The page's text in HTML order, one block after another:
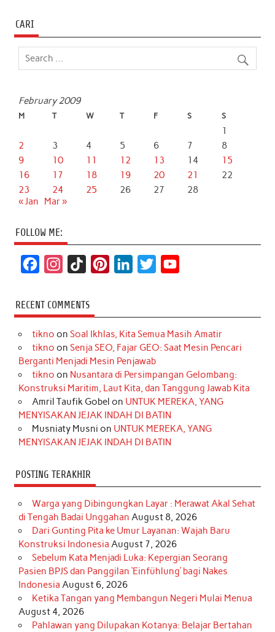
CARI
February 2009
M T W T F S S
1
2
3 4 5 6 7
8
9
10 11 12 13 14
15
16
17 18 19 20 21
22
23
24 25 26 27
28
« Jan
Mar »
FOLLOW ME:
c
e
b
o
k
s
t
a
r
a
m
k
T
o
k
t
e
r
e
s
t
k
e
d
I
n
t
t
r
T
u
e
RECENT COMMENTS
tikno on Soal Ikhlas, Kita Semua Masih Amatir
tikno on Senja SEO, Fajar GEO: Saat Mesin Pencari
Berganti Menjadi Mesin Penjawab
tikno on Nusantara di Persimpangan Gelombang:
Konstruksi Maritim, Laut Kita, dan Tanggung Jawab Kita
Amril Taufik Gobel on UNTUK MEREKA, YANG
MENYISAKAN JEJAK INDAH DI BATIN
Musniaty Musni on UNTUK MEREKA, YANG
MENYISAKAN JEJAK INDAH DI BATIN
POSTING TERAKHIR
Warga yang Dibingungkan Layar : Merawat Akal Sehat
di Tengah Badai Unggahan August 8, 2026
Dari Gunting Pita ke Umur Layanan: Wajah Baru
Konstruksi Indonesia August 7, 2026
Sebelum Kata Menjadi Luka: Kepergian Seorang
Pasien BPJS dan Panggilan ‘Einfühlung’ bagi Nakes
Indonesia August 6, 2026
Ketika Tangan yang Membangun Negeri Mulai Menua
August 4, 2026
Pahlawan yang Dilupakan Kotanya: Belajar Bertahan